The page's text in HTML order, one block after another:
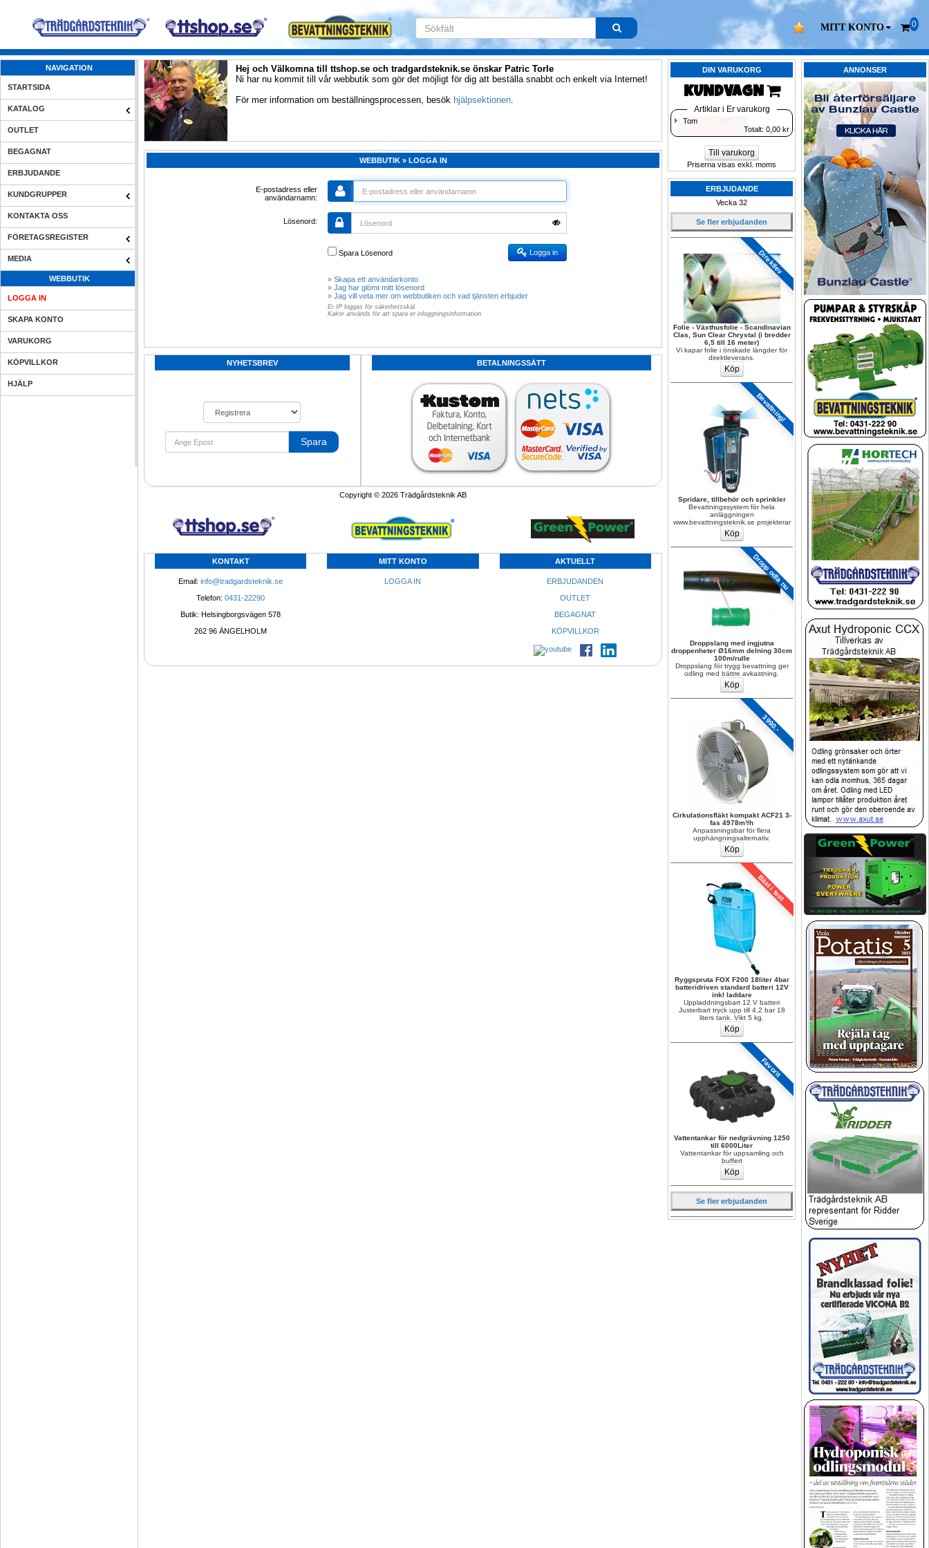
MITT KONTO 0
NAVIGATION
STARTSIDA
KATALOG
OUTLET
BEGAGNAT
ERBJUDANDE
KUNDGRUPPER
KONTAKTA OSS
FÖRETAGSREGISTER
MEDIA
WEBBUTIK
LOGGA IN
SKAPA KONTO
VARUKORG
KÖPVILLKOR
HJÄLP
ANNONSER
DIN VARUKORG
KUNDVAGN
Artiklar i Er varukorg
Tom
Totalt: 0,00 kr
Till varukorg
Priserna visas exkl. moms
ERBJUDANDE
Vecka 32
Se fler erbjudanden
Direktlev
Folie - Växthusfolie - Scandinavian
Clas, Sun Clear Chrystal (i bredder
6,5 till 16 meter)
Vi kapar folie i önskade längder för
direktleverans.
Bevattning!
Spridare, tillbehör och sprinkler
Bevattningssystem för hela
anläggningen
www.bevattningsteknik.se projekterar
Dropp odla nu
Droppslang med ingjutna
droppenheter Ø16mm delning 30cm
100m/rulle
Droppslang för trygg bevattning ger
odling med bättre avkastning.
3990.-
Cirkulationsfläkt kompakt ACF21 3-
fas 4978m³/h
Anpassningsbar för flera
upphängningsalternativ.
Bäst i test
Ryggspruta FOX F200 18liter 4bar
batteridriven standard batteri 12V
inkl laddare
Uppladdningsbart 12 V batteri
Justerbart tryck upp till 4,2 bar 18
liters tank. Vikt 5 kg.
Favorit
Vattentankar för nedgrävning 1250
till 6000Liter
Vattentankar för uppsamling och
buffert
Se fler erbjudanden
Hej och Välkomna till ttshop.se och tradgardsteknik.se önskar Patric Torle
Ni har nu kommit till vår webbutik som gör det möjligt för dig att beställa snabbt och enkelt via Internet!
För mer information om beställningsprocessen, besök hjälpsektionen.
WEBBUTIK » LOGGA IN
E-postadress eller
användarnamn:
Lösenord:
Spara Lösenord Logga in
» Skapa ett användarkonto
» Jag har glömt mitt lösenord
» Jag vill veta mer om webbutiken och vad tjänsten erbjuder
Er IP loggas för säkerhetsskäl.
Kakor används för att spara er inloggningsinformation.
NYHETSBREV
Spara
BETALNINGSSÄTT
Copyright © 2026 Trädgårdsteknik AB
KONTAKT
Email: info@tradgardsteknik.se
Telefon: 0431-22290
Butik: Helsingborgsvägen 578
262 96 ÄNGELHOLM
MITT KONTO
LOGGA IN
AKTUELLT
ERBJUDANDEN
OUTLET
BEGAGNAT
KÖPVILLKOR